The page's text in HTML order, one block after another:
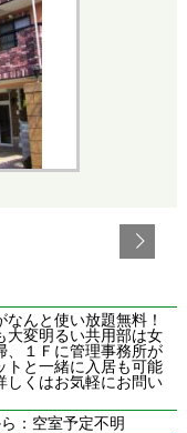
んと使い放題無料！
大変明るい共用部は女
、１Ｆに管理事務所が
と一緒に入居も可能
しくはお気軽にお問い
：空室予定不明